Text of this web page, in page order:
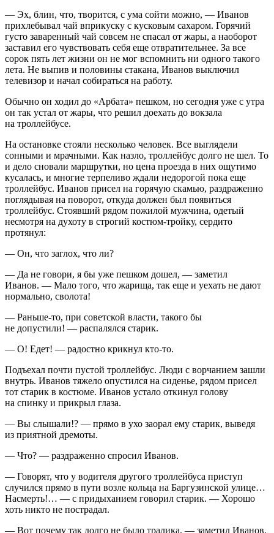
— Эх, блин, что, творится, с ума сойти можно, — Иванов
прихлебывал чай вприкуску с кусковым сахаром. Горячий
густо заваренный чай совсем не спасал от жары, а наоборот
заставил его чувствовать себя еще отвратительнее. За все
сорок пять лет жизни он не мог вспомнить ни одного такого
лета. Не выпив и половины стакана, Иванов выключил
телевизор и начал собираться на работу.
Обычно он ходил до «Арбата» пешком, но сегодня уже с утра
он так устал от жары, что решил доехать до вокзала
на троллейбусе.
На остановке стояли несколько человек. Все выглядели
сонными и мрачными. Как назло, троллейбус долго не шел. То
и дело сновали маршрутки, но цена проезда в них ощутимо
кусалась, и многие терпеливо ждали недорогой пока еще
троллейбус. Иванов присел на горячую скамью, раздраженно
поглядывая на поворот, откуда должен был появиться
троллейбус. Стоявший рядом пожилой мужчина, одетый
несмотря на духоту в строгий костюм-тройку, сердито
протянул:
— Он, что заглох, что ли?
— Да не говори, я бы уже пешком дошел, — заметил
Иванов. — Мало того, что жарища, так еще и уехать не дают
нормально, сволота!
— Раньше-то, при советской власти, такого бы
не допустили! — распалялся старик.
— О! Едет! — радостно крикнул кто-то.
Подъехал почти пустой троллейбус. Люди с ворчанием зашли
внутрь. Иванов тяжело опустился на сиденье, рядом присел
тот старик в костюме. Иванов устало откинул голову
на спинку и прикрыл глаза.
— Вы слышали!? — прямо в ухо заорал ему старик, выведя
из приятной дремоты.
— Что? — раздраженно спросил Иванов.
— Говорят, что у водителя другого троллейбуса приступ
случился прямо в пути возле кольца на Баргузинской улице…
Насмерть!… — с придыханием говорил старик. — Хорошо
хоть никто не пострадал.
— Вот почему так долго не было тралика, — заметил Иванов,